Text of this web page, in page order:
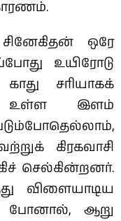
ஒரே
உயிரோடு
சரியாகக்
உள்ள இளம்
கிரகவாசி
செல்கின்றனர்.
விளையாடிய
ஆறு